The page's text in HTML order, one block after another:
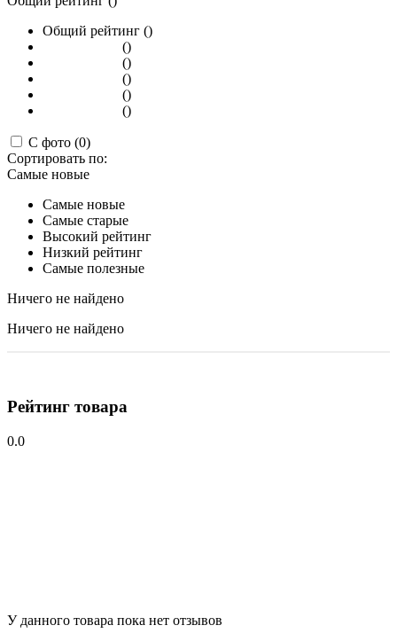
Общий рейтинг ()
()
()
()
()
()
С фото (0)
Сортировать по:
Самые новые
Самые новые
Самые старые
Высокий рейтинг
Низкий рейтинг
Самые полезные
Ничего не найдено
Ничего не найдено
Рейтинг товара
0.0
У данного товара пока нет отзывов